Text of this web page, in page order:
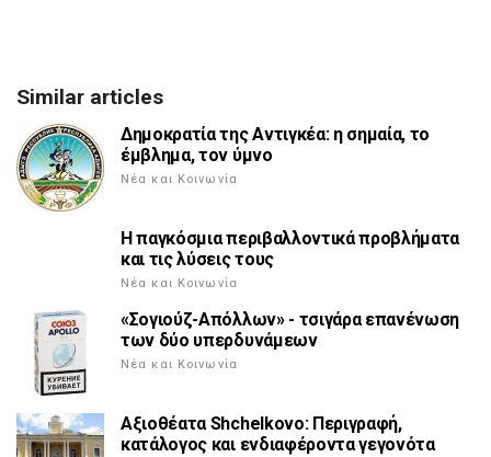
Similar articles
Δημοκρατία της Αντιγκέα: η σημαία, το
έμβλημα, τον ύμνο
Νέα και Κοινωνία
Η παγκόσμια περιβαλλοντικά προβλήματα
και τις λύσεις τους
Νέα και Κοινωνία
«Σογιούζ-Απόλλων» - τσιγάρα επανένωση
των δύο υπερδυνάμεων
Νέα και Κοινωνία
Αξιοθέατα Shchelkovo: Περιγραφή,
κατάλογος και ενδιαφέροντα γεγονότα